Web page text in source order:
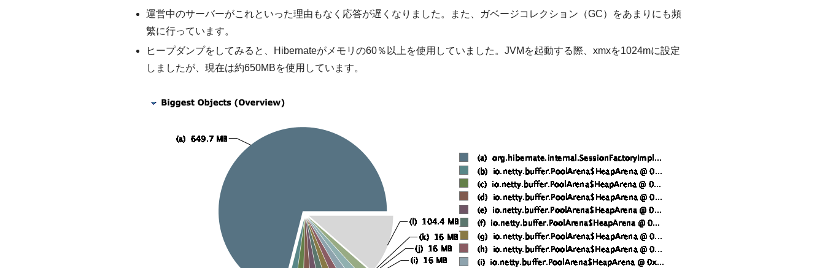
運営中のサーバーがこれといった理由もなく応答が遅くなりました。また、ガベージコレクション（GC）をあまりにも頻
繁に行っています。
ヒープダンプをしてみると、Hibernateがメモリの60％以上を使用していました。JVMを起動する際、xmxを1024mに設定
しましたが、現在は約650MBを使用しています。